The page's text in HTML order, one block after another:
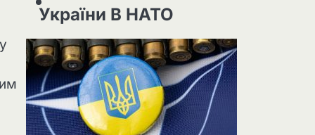
України В НАТО